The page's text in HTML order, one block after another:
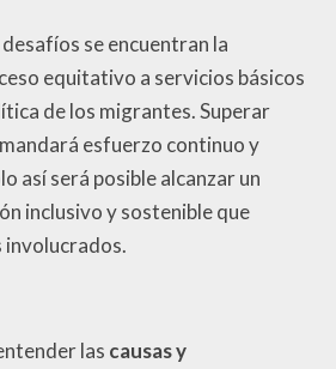
se encuentran la
equitativo a servicios básicos
de los migrantes. Superar
esfuerzo continuo y
así será posible alcanzar un
inclusivo y sostenible que
involucrados.
las causas y